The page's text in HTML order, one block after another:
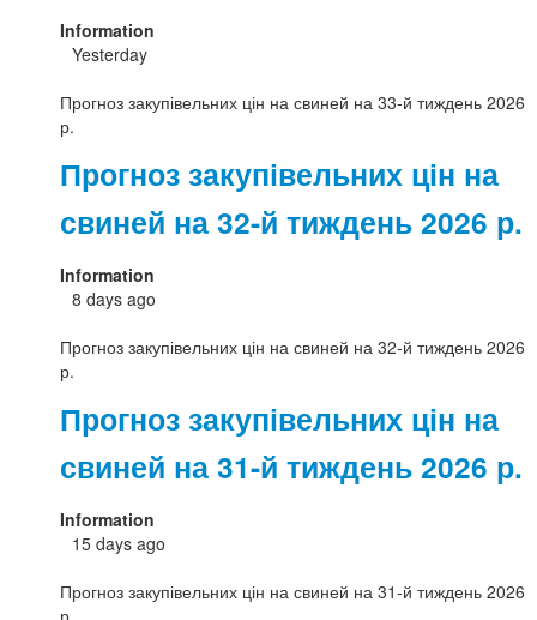
Information
Yesterday
Прогноз закупівельних цін на свиней на 33-й тиждень 2026
р.
Прогноз закупівельних цін на
свиней на 32-й тиждень 2026 р.
Information
8 days ago
Прогноз закупівельних цін на свиней на 32-й тиждень 2026
р.
Прогноз закупівельних цін на
свиней на 31-й тиждень 2026 р.
Information
15 days ago
Прогноз закупівельних цін на свиней на 31-й тиждень 2026
р.